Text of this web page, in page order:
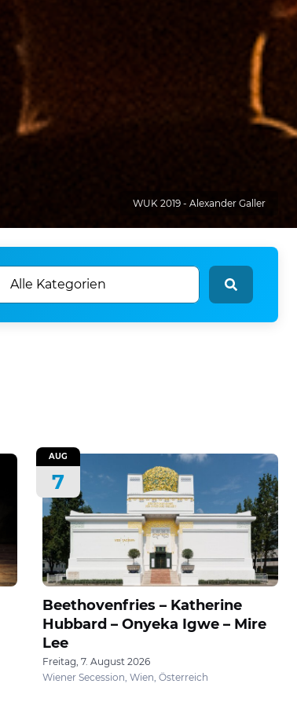
WUK 2019 - Alexander Galler
AUG
7
Beethovenfries – Katherine
Hubbard – Onyeka Igwe – Mire
Lee
Freitag, 7. August 2026
Wiener Secession, Wien, Österreich